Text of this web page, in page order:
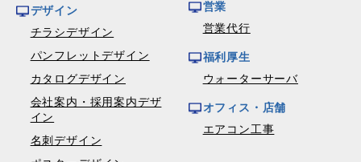
デザイン
チラシデザイン
パンフレットデザイン
カタログデザイン
会社案内・採用案内デザ
イン
名刺デザイン
営業
営業代行
福利厚生
ウォーターサーバ
オフィス・店舗
エアコン工事